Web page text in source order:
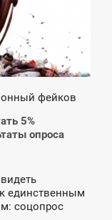
фейков
5%
опроса
единственным
соцопрос